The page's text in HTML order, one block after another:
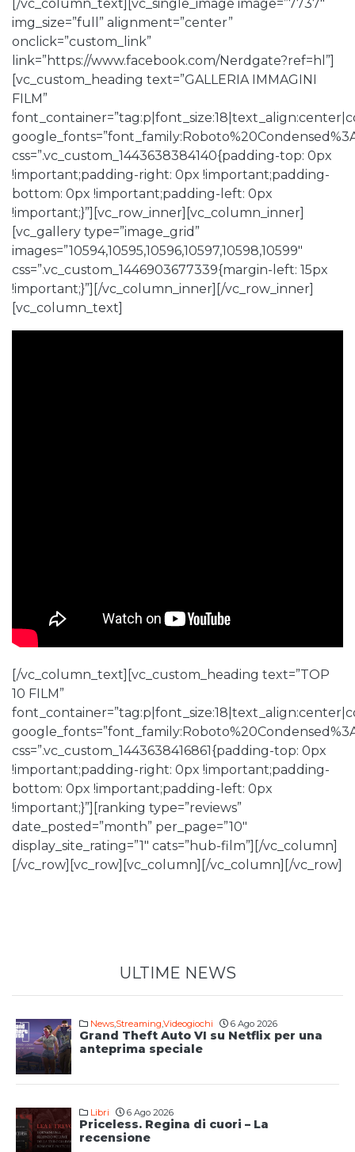
[/vc_column_text][vc_single_image image=”7737″
img_size=”full” alignment=”center”
onclick=”custom_link”
link=”https://www.facebook.com/Nerdgate?ref=hl”]
[vc_custom_heading text=”GALLERIA IMMAGINI
FILM”
css=”.vc_custom_1443638384140{padding-top: 0px
!important;padding-right: 0px !important;padding-
bottom: 0px !important;padding-left: 0px
!important;}”][vc_row_inner][vc_column_inner]
[vc_gallery type=”image_grid”
images=”10594,10595,10596,10597,10598,10599″
css=”.vc_custom_1446903677339{margin-left: 15px
!important;}”][/vc_column_inner][/vc_row_inner]
[vc_column_text]
[/vc_column_text][vc_custom_heading text=”TOP
10 FILM”
css=”.vc_custom_1443638416861{padding-top: 0px
!important;padding-right: 0px !important;padding-
bottom: 0px !important;padding-left: 0px
!important;}”][ranking type=”reviews”
date_posted=”month” per_page=”10″
display_site_rating=”1″ cats=”hub-film”][/vc_column]
[/vc_row][vc_row][vc_column][/vc_column][/vc_row]
ULTIME NEWS
News,Streaming,Videogiochi 6 Ago 2026
Grand Theft Auto VI su Netflix per una
anteprima speciale
Libri 6 Ago 2026
Priceless. Regina di cuori – La
recensione